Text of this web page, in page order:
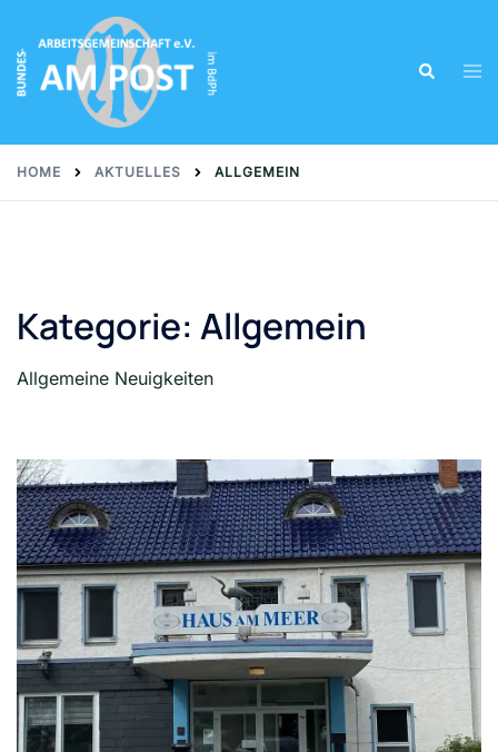
content
Search
HOME AKTUELLES ALLGEMEIN
Kategorie: Allgemein
Allgemeine Neuigkeiten